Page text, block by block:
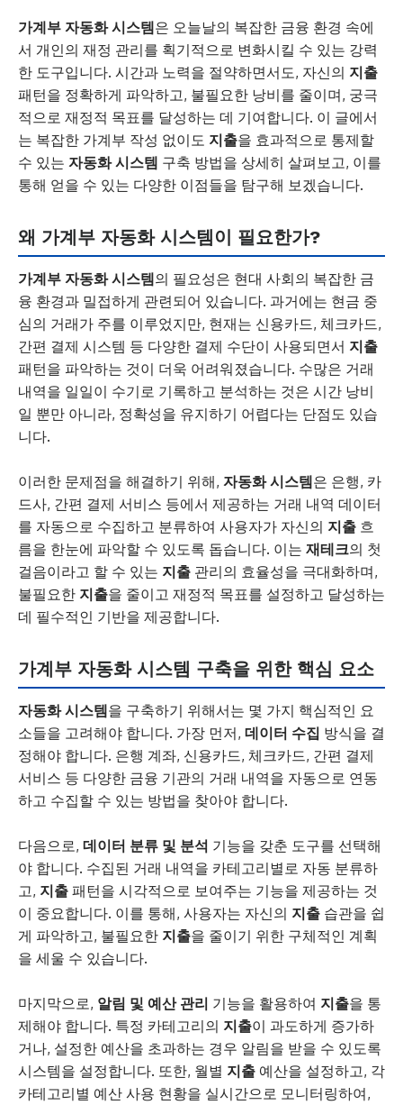
가계부 자동화 시스템은 오늘날의 복잡한 금융 환경 속에
서 개인의 재정 관리를 획기적으로 변화시킬 수 있는 강력
한 도구입니다. 시간과 노력을 절약하면서도, 자신의 지출
패턴을 정확하게 파악하고, 불필요한 낭비를 줄이며, 궁극
적으로 재정적 목표를 달성하는 데 기여합니다. 이 글에서
는 복잡한 가계부 작성 없이도 지출을 효과적으로 통제할
수 있는 자동화 시스템 구축 방법을 상세히 살펴보고, 이를
통해 얻을 수 있는 다양한 이점들을 탐구해 보겠습니다.
왜 가계부 자동화 시스템이 필요한가?
가계부 자동화 시스템의 필요성은 현대 사회의 복잡한 금
융 환경과 밀접하게 관련되어 있습니다. 과거에는 현금 중
심의 거래가 주를 이루었지만, 현재는 신용카드, 체크카드,
간편 결제 시스템 등 다양한 결제 수단이 사용되면서 지출
패턴을 파악하는 것이 더욱 어려워졌습니다. 수많은 거래
내역을 일일이 수기로 기록하고 분석하는 것은 시간 낭비
일 뿐만 아니라, 정확성을 유지하기 어렵다는 단점도 있습
니다.
이러한 문제점을 해결하기 위해, 자동화 시스템은 은행, 카
드사, 간편 결제 서비스 등에서 제공하는 거래 내역 데이터
를 자동으로 수집하고 분류하여 사용자가 자신의 지출 흐
름을 한눈에 파악할 수 있도록 돕습니다. 이는 재테크의 첫
걸음이라고 할 수 있는 지출 관리의 효율성을 극대화하며,
불필요한 지출을 줄이고 재정적 목표를 설정하고 달성하는
데 필수적인 기반을 제공합니다.
가계부 자동화 시스템 구축을 위한 핵심 요소
자동화 시스템을 구축하기 위해서는 몇 가지 핵심적인 요
소들을 고려해야 합니다. 가장 먼저, 데이터 수집 방식을 결
정해야 합니다. 은행 계좌, 신용카드, 체크카드, 간편 결제
서비스 등 다양한 금융 기관의 거래 내역을 자동으로 연동
하고 수집할 수 있는 방법을 찾아야 합니다.
다음으로, 데이터 분류 및 분석 기능을 갖춘 도구를 선택해
야 합니다. 수집된 거래 내역을 카테고리별로 자동 분류하
고, 지출 패턴을 시각적으로 보여주는 기능을 제공하는 것
이 중요합니다. 이를 통해, 사용자는 자신의 지출 습관을 쉽
게 파악하고, 불필요한 지출을 줄이기 위한 구체적인 계획
을 세울 수 있습니다.
마지막으로, 알림 및 예산 관리 기능을 활용하여 지출을 통
제해야 합니다. 특정 카테고리의 지출이 과도하게 증가하
거나, 설정한 예산을 초과하는 경우 알림을 받을 수 있도록
시스템을 설정합니다. 또한, 월별 지출 예산을 설정하고, 각
카테고리별 예산 사용 현황을 실시간으로 모니터링하여,